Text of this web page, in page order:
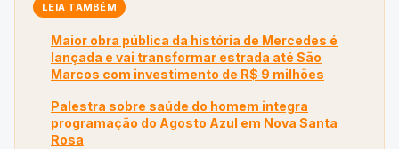
LEIA TAMBÉM
Maior obra pública da história de Mercedes é
lançada e vai transformar estrada até São
Marcos com investimento de R$ 9 milhões
Palestra sobre saúde do homem integra
programação do Agosto Azul em Nova Santa
Rosa